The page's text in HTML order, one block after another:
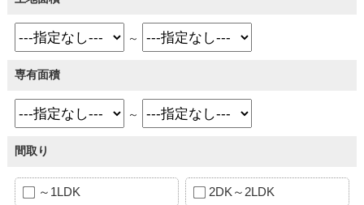
～
専有面積
～
間取り
～1LDK 2DK～2LDK